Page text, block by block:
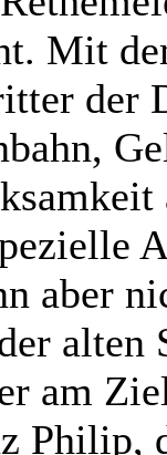
Mit
der
aber
am
Philip,